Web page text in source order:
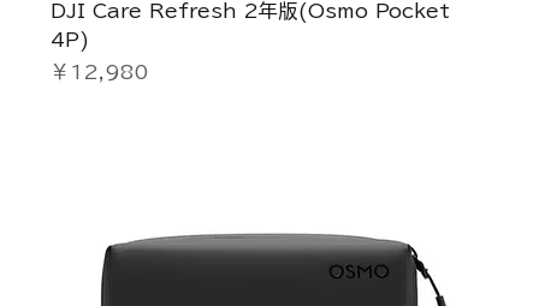
DJI Care Refresh 2年版(Osmo Pocket
4P)
価格
￥12,980